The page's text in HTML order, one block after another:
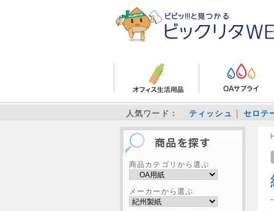
人気ワード： ティッシュ セロテ
商品カテゴリから選ぶ
メーカーから選ぶ